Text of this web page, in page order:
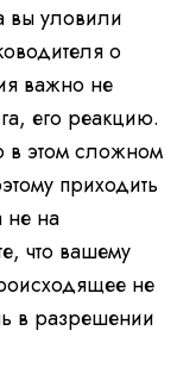
вы уловили
о
важно не
его реакцию.
в этом сложном
приходить
не на
что вашему
не
в разрешении